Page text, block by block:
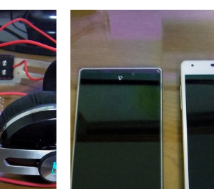
thebravepost.com
bravesjb@gmail.com, South Korea, Since 2004
구독하기
구독하기 카카오톡 트
네이버 블로그